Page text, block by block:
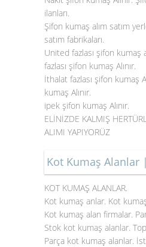
ilanları.
Şifon kumaş alım satım
satım fabrikaları.
United fazlası şifon kumaş
fazlası şifon kumaş Alınır.
İthalat fazlası şifon kumaş
kumaş Alınır.
ipek şifon kumaş Alınır.
ELİNİZDE KALMIŞ
ALIMI YAPIYORÜZ
Kot Kumaş Alanlar
KOT KUMAŞ ALANLAR.
Kot kumaş anlar. Kot
Kot kumaş alan firmalar.
Stok kot kumaş alanlar.
Parça kot kumaş alanlar.